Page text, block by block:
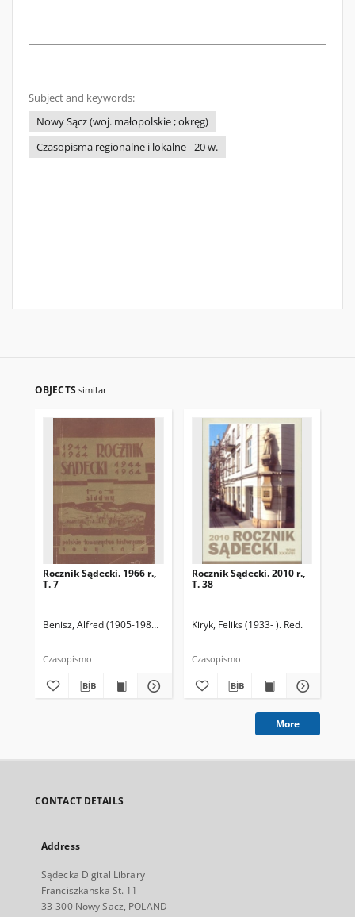
Subject and keywords:
Nowy Sącz (woj. małopolskie ; okręg)
Czasopisma regionalne i lokalne - 20 w.
OBJECTS similar
Rocznik Sądecki. 1966 r.,
T. 7
Benisz, Alfred (1905-1987). Red. Czernecka, Stefania. Red.
Czasopismo
Rocznik Sądecki. 2010 r.,
T. 38
Kiryk, Feliks (1933- ). Red.
Czasopismo
More
CONTACT DETAILS
Address
Sądecka Digital Library
Franciszkanska St. 11
33-300 Nowy Sacz, POLAND